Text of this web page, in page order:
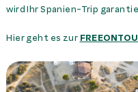
wird Ihr Spanien-Trip
Hier geht es zur